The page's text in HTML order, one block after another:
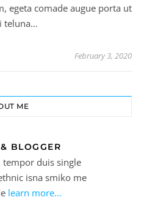
egeta comade augue porta ut
teluna…
February 3, 2020
ME
BLOGGER
tempor duis single
isna smiko me
learn more…